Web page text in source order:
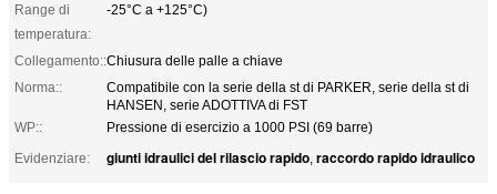
Range di
temperatura:
-25°C a +125°C)
Collegamento::Chiusura delle palle a chiave
Norma::
Compatibile con la serie della st di PARKER, serie della st di
HANSEN, serie ADOTTIVA di FST
WP::
Pressione di esercizio a 1000 PSI (69 barre)
Evidenziare:
giunti idraulici del rilascio rapido, raccordo rapido idraulico